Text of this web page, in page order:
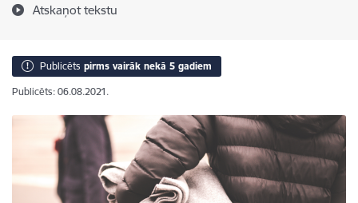
Atskaņot tekstu
Publicēts pirms vairāk nekā 5 gadiem
Publicēts: 06.08.2021.